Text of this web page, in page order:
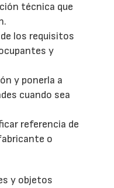
técnica que
los requisitos
y
y ponerla a
cuando sea
referencia de
o
y objetos